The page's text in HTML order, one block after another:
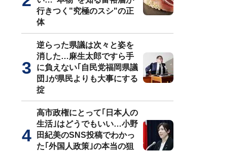
行きつく"究極のスシ"の正
体
逆らった県議は次々と姿を
消した…麻生太郎ですら手
に負えない｢自民党福岡県議
団｣が県民よりも大事にする
掟
高市政権にとって｢日本人の
生活｣はどうでもいい…小野
田紀美のSNS投稿でわかっ
た｢外国人政策｣の本当の狙